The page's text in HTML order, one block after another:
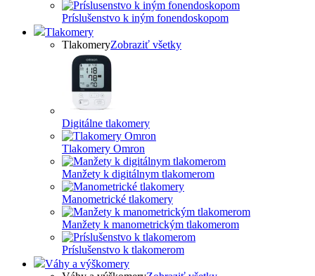
Príslušenstvo k iným fonendoskopom
Tlakomery
TlakomeryZobraziť všetky
Digitálne tlakomery
Tlakomery Omron
Manžety k digitálnym tlakomerom
Manometrické tlakomery
Manžety k manometrickým tlakomerom
Príslušenstvo k tlakomerom
Váhy a výškomery